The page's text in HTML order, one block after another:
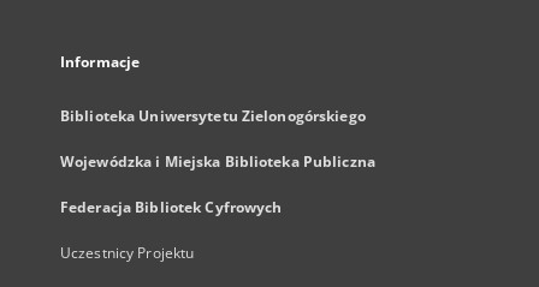
Informacje
Biblioteka Uniwersytetu Zielonogórskiego
Wojewódzka i Miejska Biblioteka Publiczna
Federacja Bibliotek Cyfrowych
Uczestnicy Projektu